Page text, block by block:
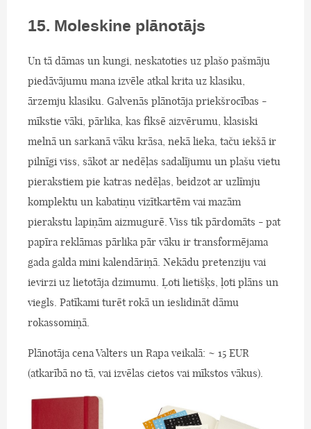
15. Moleskine plānotājs
Un tā dāmas un kungi, neskatoties uz plašo pašmāju
piedāvājumu mana izvēle atkal krita uz klasiku,
ārzemju klasiku. Galvenās plānotāja priekšrocības -
mīkstie vāki, pārlika, kas fiksē aizvērumu, klasiski
melnā un sarkanā vāku krāsa, nekā lieka, taču iekšā ir
pilnīgi viss, sākot ar nedēļas sadalījumu un plašu vietu
pierakstiem pie katras nedēļas, beidzot ar uzlīmju
komplektu un kabatiņu vizītkartēm vai mazām
pierakstu lapiņām aizmugurē. Viss tik pārdomāts - pat
papīra reklāmas pārlika pār vāku ir transformējama
gada galda mini kalendāriņā. Nekādu pretenziju vai
ievirzi uz lietotāja dzimumu. Ļoti lietišķs, ļoti plāns un
viegls. Patīkami turēt rokā un ieslidināt dāmu
rokassomiņā.
Plānotāja cena Valters un Rapa veikalā: ~ 15 EUR
(atkarībā no tā, vai izvēlas cietos vai mīkstos vākus).